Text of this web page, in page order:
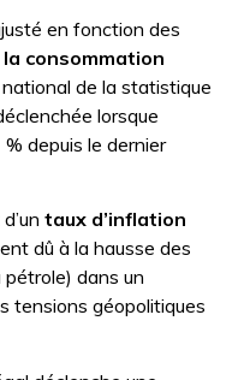
en fonction des
consommation
national de la statistique
lorsque
% depuis le dernier
taux d’inflation
dû à la hausse des
pétrole) dans un
tensions géopolitiques